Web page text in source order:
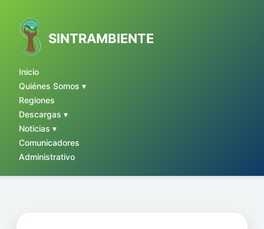
SINTRAMBIENTE
Inicio
Quiénes Somos ▾
Regiones
Descargas ▾
Noticias ▾
Comunicadores
Administrativo
contenido